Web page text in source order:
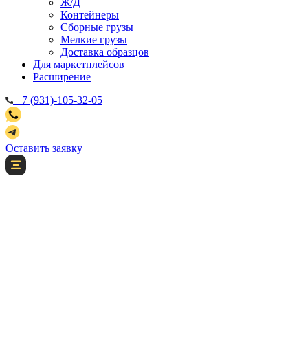
Ж/Д
Контейнеры
Сборные грузы
Мелкие грузы
Доставка образцов
Для маркетплейсов
Расширение
+7 (931)-105-32-05
Оставить заявку